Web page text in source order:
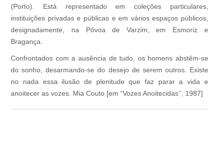
(Porto). Está representado em coleções particulares,
instituições privadas e públicas e em vários espaços públicos,
designadamente, na Póvoa de Varzim, em Esmoriz e
Bragança.
Confrontados com a ausência de tudo, os homens abstêm-se
do sonho, desarmando-se do desejo de serem outros. Existe
no nada essa ilusão de plenitude que faz parar a vida e
anoitecer as vozes. Mia Couto [em “Vozes Anoitecidas’’, 1987]